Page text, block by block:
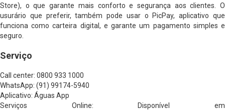
Store), o que garante mais conforto e segurança aos clientes. O
usurário que preferir, também pode usar o PicPay, aplicativo que
funciona como carteira digital, e garante um pagamento simples e
seguro.
Serviço
Call center: 0800 933 1000
WhatsApp: (91) 99174-5940
Aplicativo: Águas App
Serviços Online: Disponível em